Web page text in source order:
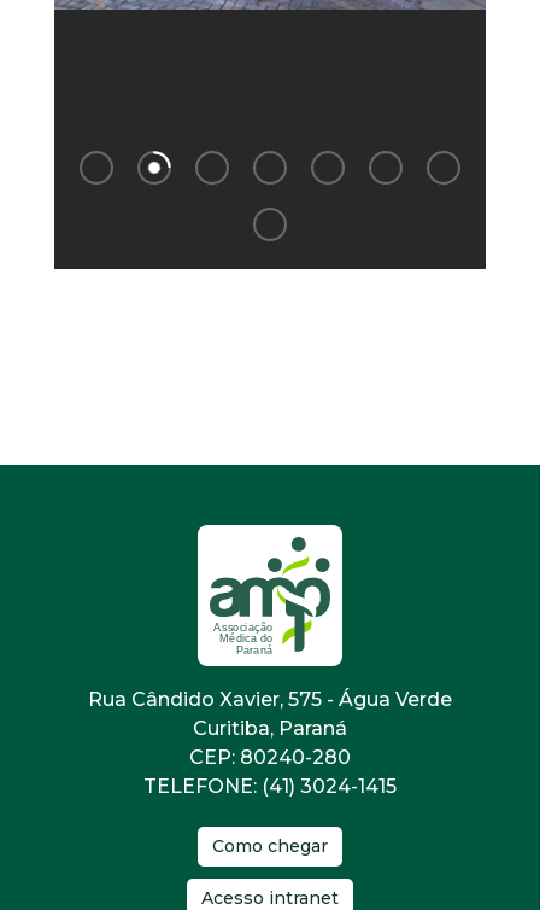
Rua Cândido Xavier, 575 - Água Verde
Curitiba, Paraná
CEP: 80240-280
TELEFONE: (41) 3024-1415
Como chegar
Acesso intranet